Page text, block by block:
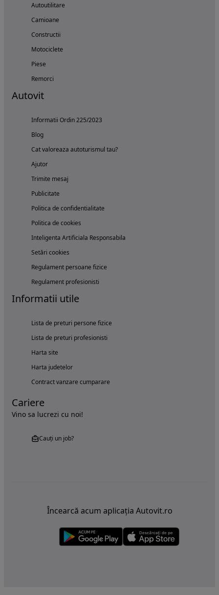
Autoutilitare
Camioane
Constructii
Motociclete
Piese
Remorci
Autovit
Informatii Ordin 225/2023
Blog
Cat valoreaza autoturismul tau?
Ajutor
Trimite mesaj
Publicitate
Politica de confidentialitate
Politica de cookies
Inteligenta Artificiala Responsabila
Setări cookies
Regulament persoane fizice
Regulament profesionisti
Informatii utile
Lista de preturi persone fizice
Lista de preturi profesionisti
Harta site
Harta judetelor
Contract vanzare cumparare
Cariere
Vino sa lucrezi cu noi!
Cauți un job?
Încearcă acum aplicația Autovit.ro